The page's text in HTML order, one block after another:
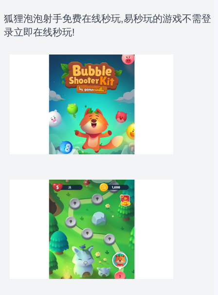
狐狸泡泡射手免费在线秒玩,易秒玩的游戏不需登
录立即在线秒玩!